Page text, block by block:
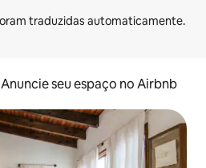
Anuncie seu espaço no Airbnb